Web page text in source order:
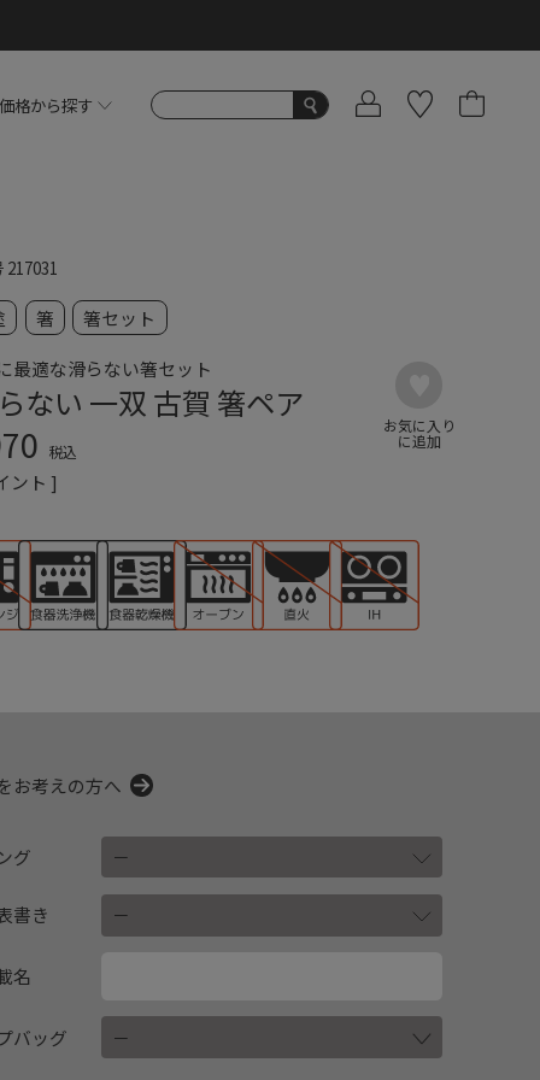
価格から探す
217031
箸 箸セット
最適な滑らない箸セット
ない 一双 古賀 箸ペア
税込
ント ]
お考えの方へ
グ
書き
名
バッグ